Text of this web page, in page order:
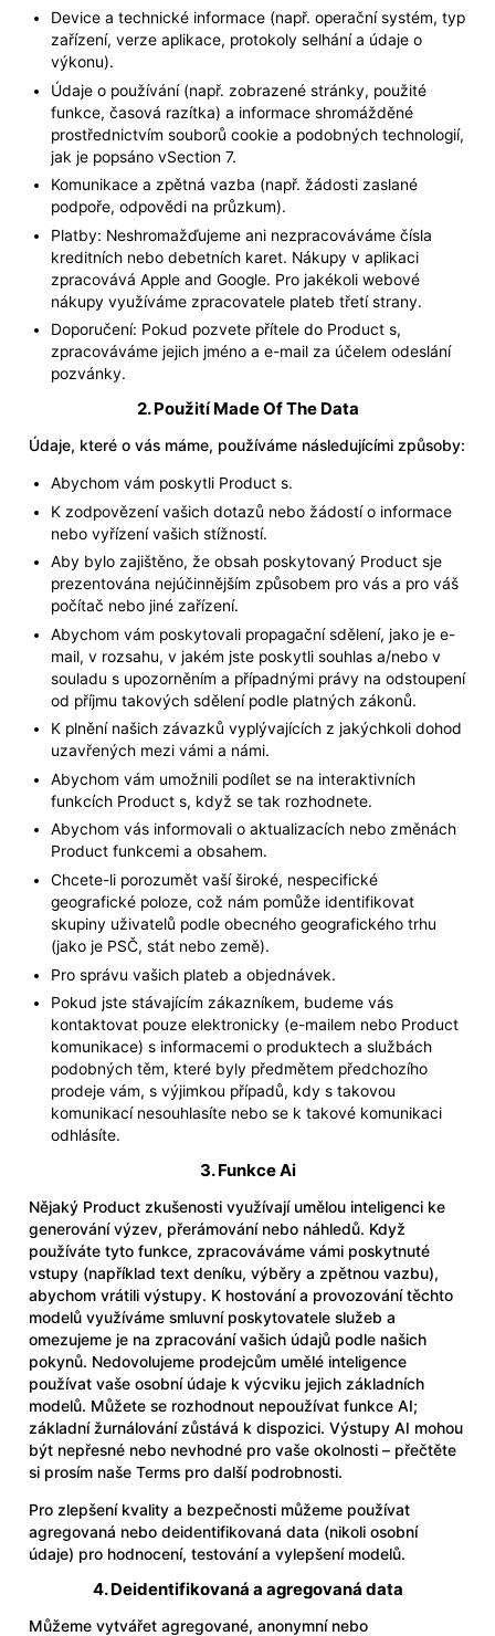
Device a technické informace (např. operační systém, typ
zařízení, verze aplikace, protokoly selhání a údaje o
výkonu).
Údaje o používání (např. zobrazené stránky, použité
funkce, časová razítka) a informace shromážděné
prostřednictvím souborů cookie a podobných technologií,
jak je popsáno vSection 7.
Komunikace a zpětná vazba (např. žádosti zaslané
podpoře, odpovědi na průzkum).
Platby: Neshromažďujeme ani nezpracováváme čísla
kreditních nebo debetních karet. Nákupy v aplikaci
zpracovává Apple and Google. Pro jakékoli webové
nákupy využíváme zpracovatele plateb třetí strany.
Doporučení: Pokud pozvete přítele do Product s,
zpracováváme jejich jméno a e-mail za účelem odeslání
pozvánky.
2. Použití Made Of The Data
Údaje, které o vás máme, používáme následujícími způsoby:
Abychom vám poskytli Product s.
K zodpovězení vašich dotazů nebo žádostí o informace
nebo vyřízení vašich stížností.
Aby bylo zajištěno, že obsah poskytovaný Product sje
prezentována nejúčinnějším způsobem pro vás a pro váš
počítač nebo jiné zařízení.
Abychom vám poskytovali propagační sdělení, jako je e-
mail, v rozsahu, v jakém jste poskytli souhlas a/nebo v
souladu s upozorněním a případnými právy na odstoupení
od příjmu takových sdělení podle platných zákonů.
K plnění našich závazků vyplývajících z jakýchkoli dohod
uzavřených mezi vámi a námi.
Abychom vám umožnili podílet se na interaktivních
funkcích Product s, když se tak rozhodnete.
Abychom vás informovali o aktualizacích nebo změnách
Product funkcemi a obsahem.
Chcete-li porozumět vaší široké, nespecifické
geografické poloze, což nám pomůže identifikovat
skupiny uživatelů podle obecného geografického trhu
(jako je PSČ, stát nebo země).
Pro správu vašich plateb a objednávek.
Pokud jste stávajícím zákazníkem, budeme vás
kontaktovat pouze elektronicky (e-mailem nebo Product
komunikace) s informacemi o produktech a službách
podobných těm, které byly předmětem předchozího
prodeje vám, s výjimkou případů, kdy s takovou
komunikací nesouhlasíte nebo se k takové komunikaci
odhlásíte.
3. Funkce Ai
Nějaký Product zkušenosti využívají umělou inteligenci ke
generování výzev, přerámování nebo náhledů. Když
používáte tyto funkce, zpracováváme vámi poskytnuté
vstupy (například text deníku, výběry a zpětnou vazbu),
abychom vrátili výstupy. K hostování a provozování těchto
modelů využíváme smluvní poskytovatele služeb a
omezujeme je na zpracování vašich údajů podle našich
pokynů. Nedovolujeme prodejcům umělé inteligence
používat vaše osobní údaje k výcviku jejich základních
modelů. Můžete se rozhodnout nepoužívat funkce AI;
základní žurnálování zůstává k dispozici. Výstupy AI mohou
být nepřesné nebo nevhodné pro vaše okolnosti – přečtěte
si prosím naše Terms pro další podrobnosti.
Pro zlepšení kvality a bezpečnosti můžeme používat
agregovaná nebo deidentifikovaná data (nikoli osobní
údaje) pro hodnocení, testování a vylepšení modelů.
4. Deidentifikovaná a agregovaná data
Můžeme vytvářet agregované, anonymní nebo